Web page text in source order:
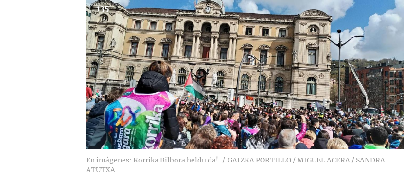
135
En imágenes: Korrika Bilbora heldu da!
GAIZKA PORTILLO / MIGUEL ACERA / SANDRA
ATUTXA